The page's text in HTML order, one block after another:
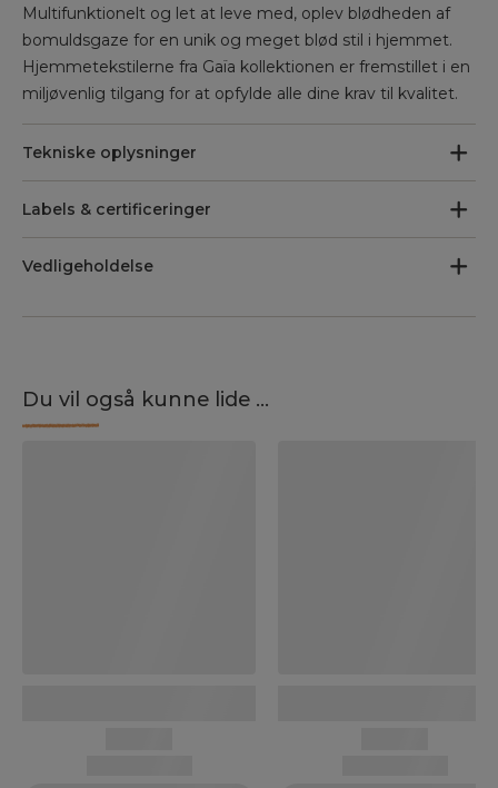
Multifunktionelt og let at leve med, oplev blødheden af
bomuldsgaze for en unik og meget blød stil i hjemmet.
Hjemmetekstilerne fra Gaïa kollektionen er fremstillet i en
miljøvenlig tilgang for at opfylde alle dine krav til kvalitet.
Tekniske oplysninger
Labels & certificeringer
Vedligeholdelse
Du vil også kunne lide ...